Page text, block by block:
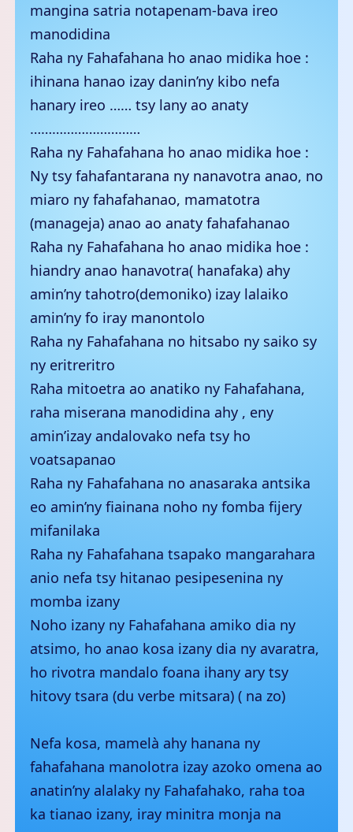
mangina satria notapenam-bava ireo
manodidina
Raha ny Fahafahana ho anao midika hoe :
ihinana hanao izay danin’ny kibo nefa
hanary ireo …… tsy lany ao anaty
…………………………
Raha ny Fahafahana ho anao midika hoe :
Ny tsy fahafantarana ny nanavotra anao, no
miaro ny fahafahanao, mamatotra
(manageja) anao ao anaty fahafahanao
Raha ny Fahafahana ho anao midika hoe :
hiandry anao hanavotra( hanafaka) ahy
amin’ny tahotro(demoniko) izay lalaiko
amin’ny fo iray manontolo
Raha ny Fahafahana no hitsabo ny saiko sy
ny eritreritro
Raha mitoetra ao anatiko ny Fahafahana,
raha miserana manodidina ahy , eny
amin’izay andalovako nefa tsy ho
voatsapanao
Raha ny Fahafahana no anasaraka antsika
eo amin’ny fiainana noho ny fomba fijery
mifanilaka
Raha ny Fahafahana tsapako mangarahara
anio nefa tsy hitanao pesipesenina ny
momba izany
Noho izany ny Fahafahana amiko dia ny
atsimo, ho anao kosa izany dia ny avaratra,
ho rivotra mandalo foana ihany ary tsy
hitovy tsara (du verbe mitsara) ( na zo)
Nefa kosa, mamelà ahy hanana ny
fahafahana manolotra izay azoko omena ao
anatin’ny alalaky ny Fahafahako, raha toa
ka tianao izany, iray minitra monja na